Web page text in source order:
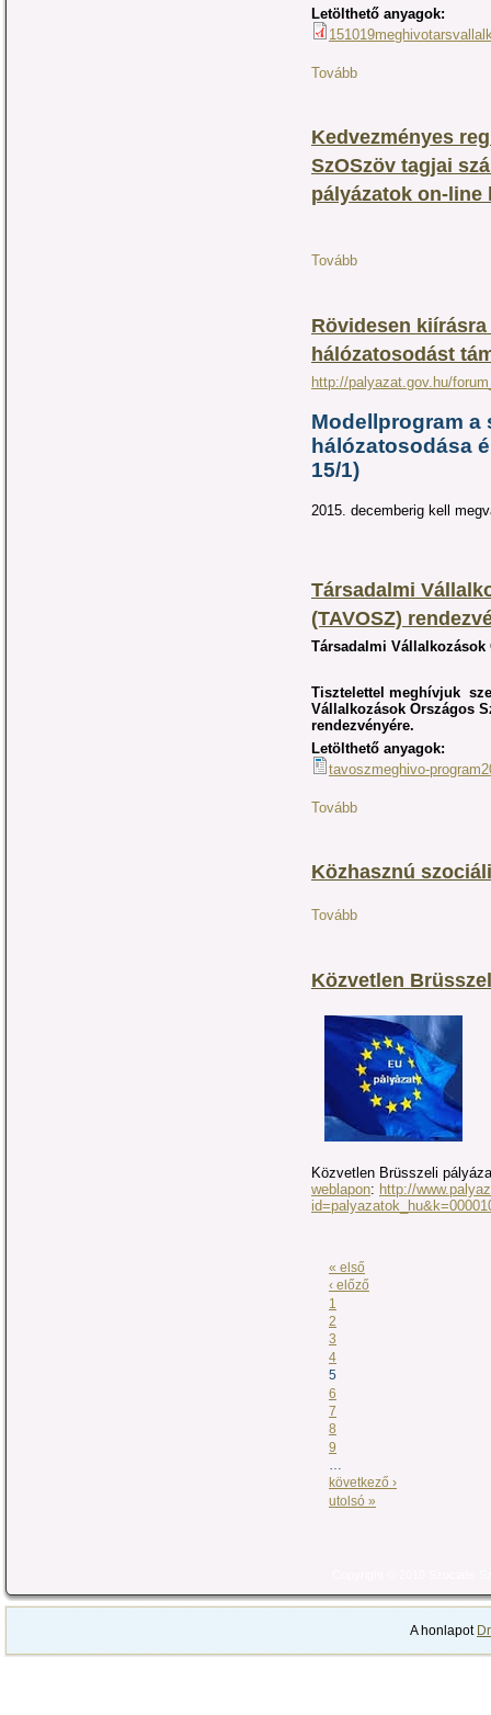
Letölthető anyagok:
Tovább
Kedvezményes
SzOSzöv tagjai
pályázatok on-line
Tovább
Rövidesen
hálózatosodást
http://palyazat.gov.hu/
Modellprogram a
hálózatosodása
15/1)
2015. decemberig kell
Társadalmi
(TAVOSZ)
Társadalmi Vállalkozások
Tisztelettel meghívjuk
Vállalkozások Országos
rendezvényére.
Letölthető anyagok:
tavoszmeghivo-
Tovább
Közhasznú
Tovább
Közvetlen
Közvetlen Brüsszeli
weblapon: http://
« első
‹ előző
1
2
3
4
5
6
7
8
9
…
következő ›
utolsó »
A honlapot